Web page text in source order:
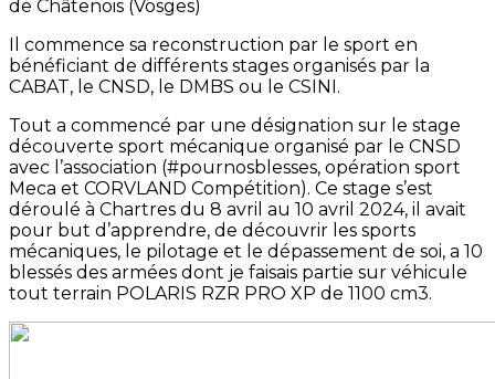
de Châtenois (Vosges)
Il commence sa reconstruction par le sport en
bénéficiant de différents stages organisés par la
CABAT, le CNSD, le DMBS ou le CSINI.
Tout a commencé par une désignation sur le stage
découverte sport mécanique organisé par le CNSD
avec l’association (#pournosblesses, opération sport
Meca et CORVLAND Compétition). Ce stage s’est
déroulé à Chartres du 8 avril au 10 avril 2024, il avait
pour but d’apprendre, de découvrir les sports
mécaniques, le pilotage et le dépassement de soi, a 10
blessés des armées dont je faisais partie sur véhicule
tout terrain POLARIS RZR PRO XP de 1100 cm3.